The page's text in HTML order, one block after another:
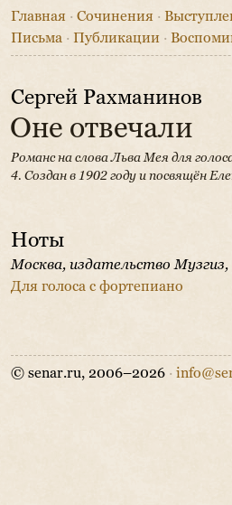
Главная · Сочинения ·
Письма · Публикации ·
Сергей Рахманинов
Оне отвечали
Романс на слова Льва Мея для
4. Создан в 1902 году и посвящён
Ноты
Москва, издательство Музгиз,
Для голоса с фортепиано
© senar.ru, 2006–2026 ·